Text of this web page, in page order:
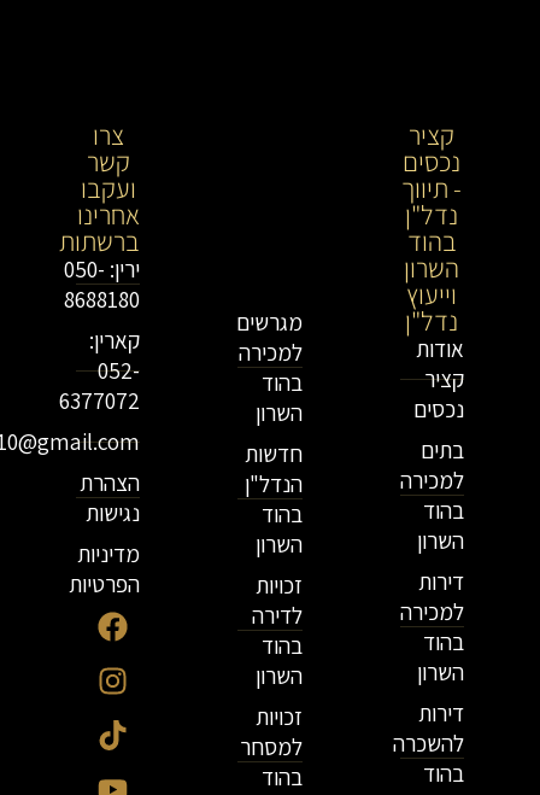
קציר
נכסים
- תיווך
נדל"ן
בהוד
השרון
וייעוץ
נדל"ן
אודות
קציר
נכסים
בתים
למכירה
בהוד
השרון
דירות
למכירה
בהוד
השרון
דירות
להשכרה
בהוד
מגרשים
למכירה
בהוד
השרון
חדשות
הנדל"ן
בהוד
השרון
זכויות
לדירה
בהוד
השרון
זכויות
למסחר
בהוד
צרו
קשר
ועקבו
אחרינו
ברשתות
ירין: 050-
8688180
קארין:
052-
6377072
הצהרת
נגישות
מדיניות
הפרטיות